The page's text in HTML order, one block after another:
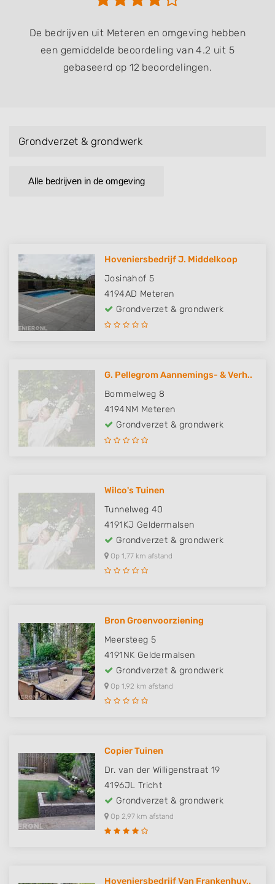
De bedrijven uit Meteren en omgeving hebben
een gemiddelde beoordeling van 4.2 uit 5
gebaseerd op 12 beoordelingen.
Grondverzet & grondwerk
Alle bedrijven in de omgeving
Hoveniersbedrijf J. Middelkoop
Josinahof 5
4194AD Meteren
Grondverzet & grondwerk
G. Pellegrom Aannemings- & Verh..
Bommelweg 8
4194NM Meteren
Grondverzet & grondwerk
Wilco's Tuinen
Tunnelweg 40
4191KJ Geldermalsen
Grondverzet & grondwerk
Op 1,77 km afstand
Bron Groenvoorziening
Meersteeg 5
4191NK Geldermalsen
Grondverzet & grondwerk
Op 1,92 km afstand
Copier Tuinen
Dr. van der Willigenstraat 19
4196JL Tricht
Grondverzet & grondwerk
Op 2,97 km afstand
Hoveniersbedrijf Van Frankenhuy..